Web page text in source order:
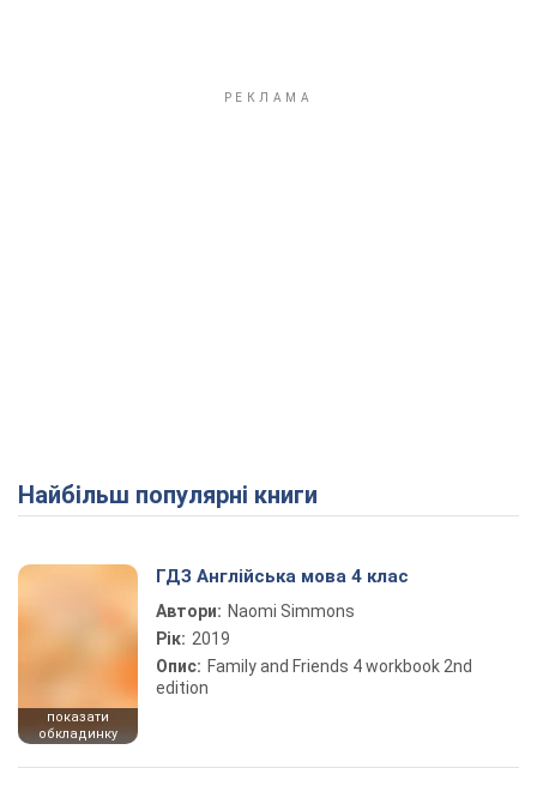
Найбільш популярні книги
показати
обкладинку
ГДЗ Англійська мова 4 клас
Автори: Naomi Simmons
Рік: 2019
Опис: Family and Friends 4 workbook 2nd
edition